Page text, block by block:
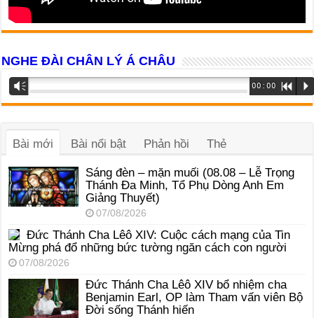
NGHE ĐÀI CHÂN LÝ Á CHÂU
Trình
phát
Vm 00:00 R P
Bài mới Bài nổi bật Phản hồi Thẻ
Sáng đèn – mặn muối (08.08 – Lễ Trọng
Thánh Đa Minh, Tổ Phụ Dòng Anh Em
Giảng Thuyết)
07/08/2026
Đức Thánh Cha Lêô XIV: Cuộc cách mạng của Tin
Mừng phá đổ những bức tường ngăn cách con người
07/08/2026
Đức Thánh Cha Lêô XIV bổ nhiệm cha
Benjamin Earl, OP làm Tham vấn viên Bộ
Đời sống Thánh hiến